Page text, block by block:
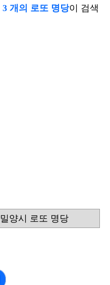
3 개의 로또 명당이 검색
밀양시 로또 명당